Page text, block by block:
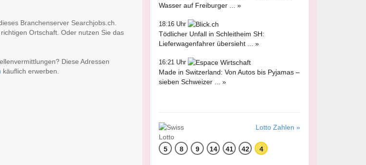
Branchenserver Searchjobs.ch.
Ortschaft. Oder nutzen Sie das
Diese Adressen
käuflich erwerben.
Wasser auf Freiburger ... »
18:16 Uhr
Tödlicher Unfall in Schleitheim SH:
Lieferwagenfahrer übersieht ... »
16:21 Uhr
Made in Switzerland: Von Autos bis Pyjamas –
sieben Schweizer ... »
Lotto Zahlen »
5 8 9 14 41 42 4